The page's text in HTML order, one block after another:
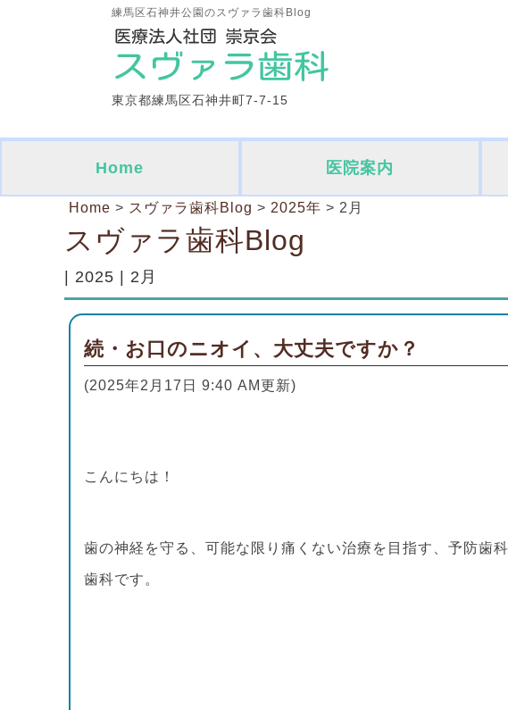
練馬区石神井公園のスヴァラ歯科Blog
東京都練馬区石神井町7-7-15
Home 医院案内
Home > スヴァラ歯科Blog > 2025年 > 2月
スヴァラ歯科Blog
| 2025 | 2月
続・お口のニオイ、大丈夫ですか？
(2025年2月17日 9:40 AM更新)
こんにちは！
歯の神経を守る、可能な限り痛くない治療を目指す、予防歯
歯科です。